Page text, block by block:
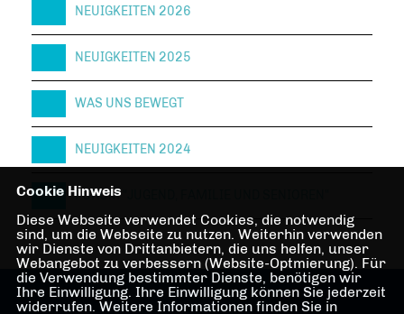
NEUIGKEITEN 2026
NEUIGKEITEN 2025
WAS UNS BEWEGT
NEUIGKEITEN 2024
FORUM "JUGEND, FAMILIE UND SENIOREN"
Cookie Hinweis
Diese Webseite verwendet Cookies, die notwendig
sind, um die Webseite zu nutzen. Weiterhin verwenden
wir Dienste von Drittanbietern, die uns helfen, unser
Webangebot zu verbessern (Website-Optmierung). Für
die Verwendung bestimmter Dienste, benötigen wir
Ihre Einwilligung. Ihre Einwilligung können Sie jederzeit
widerrufen. Weitere Informationen finden Sie in